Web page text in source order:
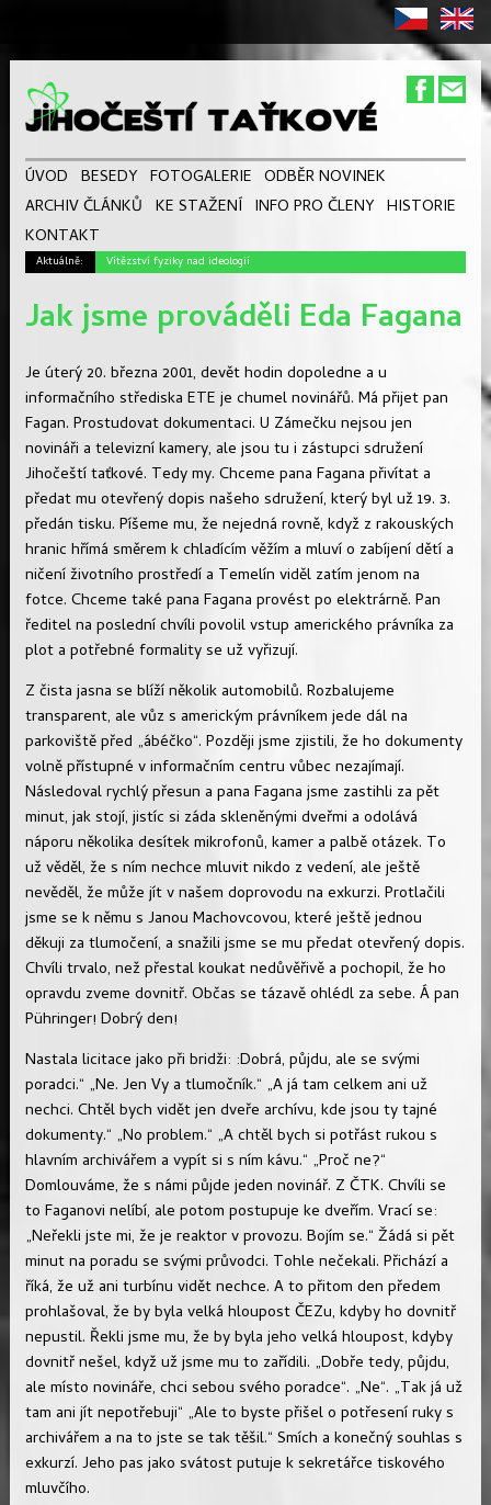
ÚVOD BESEDY FOTOGALERIE ODBĚR NOVINEK
ARCHIV ČLÁNKŮ KE STAŽENÍ INFO PRO ČLENY HISTORIE
KONTAKT
Aktuálně: Vítězství fyziky nad ideologií
Jak jsme prováděli Eda Fagana
Je úterý 20. března 2001, devět hodin dopoledne a u
informačního střediska ETE je chumel novinářů. Má přijet pan
Fagan. Prostudovat dokumentaci. U Zámečku nejsou jen
novináři a televizní kamery, ale jsou tu i zástupci sdružení
Jihočeští taťkové. Tedy my. Chceme pana Fagana přivítat a
předat mu otevřený dopis našeho sdružení, který byl už 19. 3.
předán tisku. Píšeme mu, že nejedná rovně, když z rakouských
hranic hřímá směrem k chladícím věžím a mluví o zabíjení dětí a
ničení životního prostředí a Temelín viděl zatím jenom na
fotce. Chceme také pana Fagana provést po elektrárně. Pan
ředitel na poslední chvíli povolil vstup amerického právníka za
plot a potřebné formality se už vyřizují.
Z čista jasna se blíží několik automobilů. Rozbalujeme
transparent, ale vůz s americkým právníkem jede dál na
parkoviště před „ábéčko“. Později jsme zjistili, že ho dokumenty
volně přístupné v informačním centru vůbec nezajímají.
Následoval rychlý přesun a pana Fagana jsme zastihli za pět
minut, jak stojí, jistíc si záda skleněnými dveřmi a odolává
náporu několika desítek mikrofonů, kamer a palbě otázek. To
už věděl, že s ním nechce mluvit nikdo z vedení, ale ještě
nevěděl, že může jít v našem doprovodu na exkurzi. Protlačili
jsme se k němu s Janou Machovcovou, které ještě jednou
děkuji za tlumočení, a snažili jsme se mu předat otevřený dopis.
Chvíli trvalo, než přestal koukat nedůvěřivě a pochopil, že ho
opravdu zveme dovnitř. Občas se tázavě ohlédl za sebe. Á pan
Pühringer! Dobrý den!
Nastala licitace jako při bridži: :Dobrá, půjdu, ale se svými
poradci.“ „Ne. Jen Vy a tlumočník.“ „A já tam celkem ani už
nechci. Chtěl bych vidět jen dveře archívu, kde jsou ty tajné
dokumenty.“ „No problem.“ „A chtěl bych si potřást rukou s
hlavním archivářem a vypít si s ním kávu.“ „Proč ne?“
Domlouváme, že s námi půjde jeden novinář. Z ČTK. Chvíli se
to Faganovi nelíbí, ale potom postupuje ke dveřím. Vrací se:
„Neřekli jste mi, že je reaktor v provozu. Bojím se.“ Žádá si pět
minut na poradu se svými průvodci. Tohle nečekali. Přichází a
říká, že už ani turbínu vidět nechce. A to přitom den předem
prohlašoval, že by byla velká hloupost ČEZu, kdyby ho dovnitř
nepustil. Řekli jsme mu, že by byla jeho velká hloupost, kdyby
dovnitř nešel, když už jsme mu to zařídili. „Dobře tedy, půjdu,
ale místo novináře, chci sebou svého poradce“. „Ne“. „Tak já už
tam ani jít nepotřebuji“ „Ale to byste přišel o potřesení ruky s
archivářem a na to jste se tak těšil.“ Smích a konečný souhlas s
exkurzí. Jeho pas jako svátost putuje k sekretářce tiskového
mluvčího.